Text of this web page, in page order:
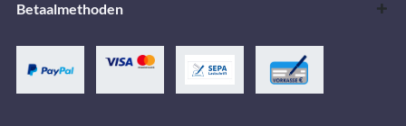
Betaalmethoden